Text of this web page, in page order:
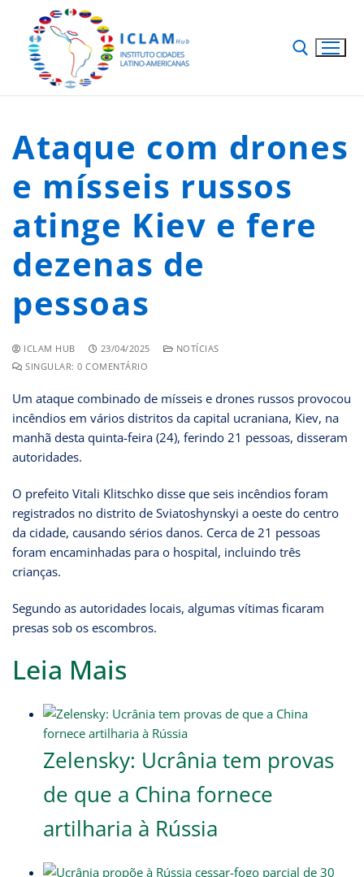
Ataque com drones
e mísseis russos
atinge Kiev e fere
dezenas de
pessoas
ICLAM HUB 23/04/2025
NOTÍCIAS
SINGULAR: 0 COMENTÁRIO
Um ataque combinado de mísseis e drones russos provocou
incêndios em vários distritos da capital ucraniana, Kiev, na
manhã desta quinta-feira (24), ferindo 21 pessoas, disseram
autoridades.
O prefeito Vitali Klitschko disse que seis incêndios foram
registrados no distrito de Sviatoshynskyi a oeste do centro
da cidade, causando sérios danos. Cerca de 21 pessoas
foram encaminhadas para o hospital, incluindo três
crianças.
Segundo as autoridades locais, algumas vítimas ficaram
presas sob os escombros.
Leia Mais
Zelensky: Ucrânia tem provas
de que a China fornece
artilharia à Rússia